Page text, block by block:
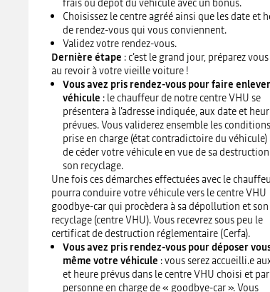
frais ou dépôt du véhicule avec un bonus.
Choisissez le centre agréé ainsi que les date et
de rendez-vous qui vous conviennent.
Validez votre rendez-vous.
Dernière étape : c’est le grand jour, préparez
au revoir à votre vieille voiture !
Vous avez pris rendez-vous pour faire
véhicule : le chauffeur de notre centre VHU se
présentera à l’adresse indiquée, aux date et
prévues. Vous validerez ensemble les
prise en charge (état contradictoire du
de céder votre véhicule en vue de sa
son recyclage.
Une fois ces démarches effectuées avec le
pourra conduire votre véhicule vers le centre VHU
goodbye-car qui procèdera à sa dépollution et son
recyclage (centre VHU). Vous recevrez sous peu le
certificat de destruction réglementaire (Cerfa).
Vous avez pris rendez-vous pour déposer
même votre véhicule : vous serez accueilli.e
et heure prévus dans le centre VHU choisi et
personne en charge de « goodbye-car ». Vous